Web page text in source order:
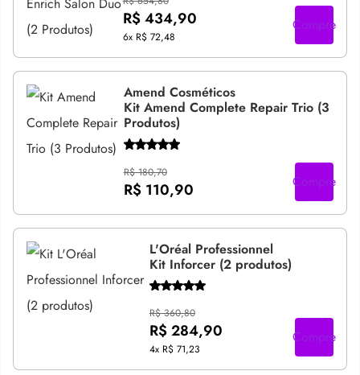
R$ 434,90
6x R$ 72,48
Compre
Amend Cosméticos
Kit Amend Complete Repair Trio (3
Produtos)
R$ 180,70
R$ 110,90 Compre
L'Oréal Professionnel
Kit Inforcer (2 produtos)
R$ 360,80
R$ 284,90
4x R$ 71,23
Compre